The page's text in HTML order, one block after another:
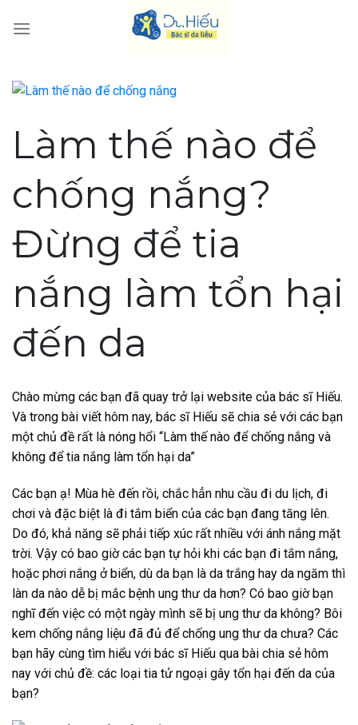
Làm thế nào để
chống nắng?
Đừng để tia
nắng làm tổn hại
đến da
Chào mừng các bạn đã quay trở lại website của bác sĩ Hiếu.
Và trong bài viết hôm nay, bác sĩ Hiếu sẽ chia sẻ với các bạn
một chủ đề rất là nóng hổi “Làm thế nào để chống nắng và
không để tia nắng làm tổn hại da”
Các bạn ạ! Mùa hè đến rồi, chắc hẳn nhu cầu đi du lịch, đi
chơi và đặc biệt là đi tắm biển của các bạn đang tăng lên.
Do đó, khả năng sẽ phải tiếp xúc rất nhiều với ánh nắng mặt
trời. Vậy có bao giờ các bạn tự hỏi khi các bạn đi tắm nắng,
hoặc phơi nắng ở biển, dù da bạn là da trắng hay da ngăm thì
làn da nào dễ bị mắc bệnh ung thư da hơn? Có bao giờ bạn
nghĩ đến việc có một ngày mình sẽ bị ung thư da không? Bôi
kem chống nắng liệu đã đủ để chống ung thư da chưa? Các
bạn hãy cùng tìm hiểu với bác sĩ Hiếu qua bài chia sẻ hôm
nay với chủ đề: các loại tia tử ngoại gây tổn hại đến da của
bạn?